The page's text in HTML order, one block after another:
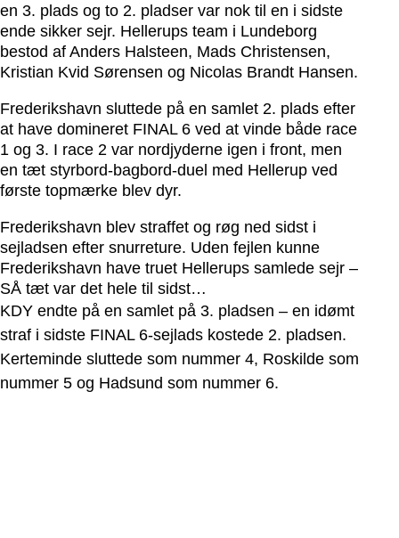
en 3. plads og to 2. pladser var nok til en i sidste
ende sikker sejr. Hellerups team i Lundeborg
bestod af Anders Halsteen, Mads Christensen,
Kristian Kvid Sørensen og Nicolas Brandt Hansen.
Frederikshavn sluttede på en samlet 2. plads efter
at have domineret FINAL 6 ved at vinde både race
1 og 3. I race 2 var nordjyderne igen i front, men
en tæt styrbord-bagbord-duel med Hellerup ved
første topmærke blev dyr.
Frederikshavn blev straffet og røg ned sidst i
sejladsen efter snurreture. Uden fejlen kunne
Frederikshavn have truet Hellerups samlede sejr –
SÅ tæt var det hele til sidst…
KDY endte på en samlet på 3. pladsen – en idømt
straf i sidste FINAL 6-sejlads kostede 2. pladsen.
Kerteminde sluttede som nummer 4, Roskilde som
nummer 5 og Hadsund som nummer 6.